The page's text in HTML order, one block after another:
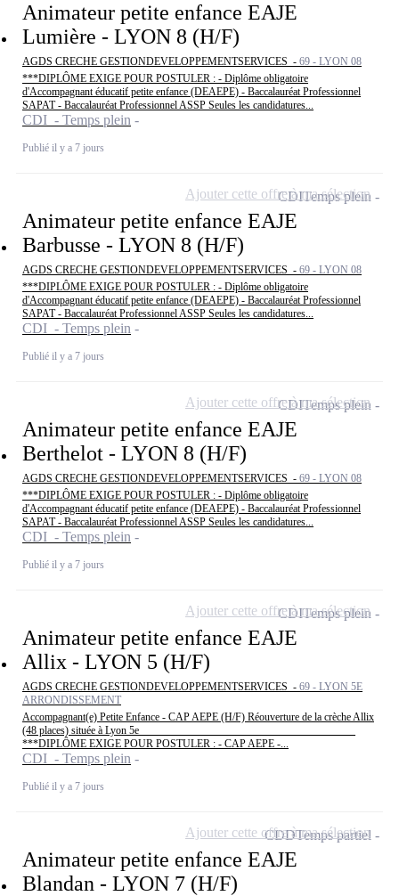
Animateur petite enfance EAJE
Lumière - LYON 8 (H/F)
AGDS CRECHE GESTIONDEVELOPPEMENTSERVICES - 69 - LYON 08
***DIPLÔME EXIGE POUR POSTULER : - Diplôme obligatoire
d'Accompagnant éducatif petite enfance (DEAEPE) - Baccalauréat Professionnel
SAPAT - Baccalauréat Professionnel ASSP Seules les candidatures...
CDI - Temps plein
Publié il y a 7 jours
Animateur petite enfance EAJE
Barbusse - LYON 8 (H/F)
AGDS CRECHE GESTIONDEVELOPPEMENTSERVICES - 69 - LYON 08
***DIPLÔME EXIGE POUR POSTULER : - Diplôme obligatoire
d'Accompagnant éducatif petite enfance (DEAEPE) - Baccalauréat Professionnel
SAPAT - Baccalauréat Professionnel ASSP Seules les candidatures...
CDI - Temps plein
Publié il y a 7 jours
CDITemps plein
Ajouter cette offre à ma sélection
Animateur petite enfance EAJE
Berthelot - LYON 8 (H/F)
AGDS CRECHE GESTIONDEVELOPPEMENTSERVICES - 69 - LYON 08
***DIPLÔME EXIGE POUR POSTULER : - Diplôme obligatoire
d'Accompagnant éducatif petite enfance (DEAEPE) - Baccalauréat Professionnel
SAPAT - Baccalauréat Professionnel ASSP Seules les candidatures...
CDI - Temps plein
Publié il y a 7 jours
CDITemps plein
Ajouter cette offre à ma sélection
Animateur petite enfance EAJE
Allix - LYON 5 (H/F)
AGDS CRECHE GESTIONDEVELOPPEMENTSERVICES - 69 - LYON 5E
ARRONDISSEMENT
Accompagnant(e) Petite Enfance - CAP AEPE (H/F) Réouverture de la crèche Allix
(48 places) située à Lyon 5e ________________________________________
***DIPLÔME EXIGE POUR POSTULER : - CAP AEPE -...
CDI - Temps plein
Publié il y a 7 jours
CDITemps plein
Ajouter cette offre à ma sélection
Animateur petite enfance EAJE
Blandan - LYON 7 (H/F)
CDDTemps partiel
Ajouter cette offre à ma sélection